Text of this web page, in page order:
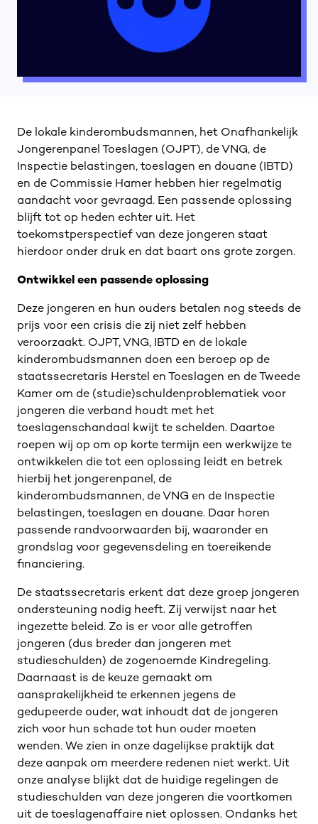
De lokale kinderombudsmannen, het Onafhankelijk
Jongerenpanel Toeslagen (OJPT), de VNG, de
Inspectie belastingen, toeslagen en douane (IBTD)
en de Commissie Hamer hebben hier regelmatig
aandacht voor gevraagd. Een passende oplossing
blijft tot op heden echter uit. Het
toekomstperspectief van deze jongeren staat
hierdoor onder druk en dat baart ons grote zorgen.
Ontwikkel een passende oplossing
Deze jongeren en hun ouders betalen nog steeds de
prijs voor een crisis die zij niet zelf hebben
veroorzaakt. OJPT, VNG, IBTD en de lokale
kinderombudsmannen doen een beroep op de
staatssecretaris Herstel en Toeslagen en de Tweede
Kamer om de (studie)schuldenproblematiek voor
jongeren die verband houdt met het
toeslagenschandaal kwijt te schelden. Daartoe
roepen wij op om op korte termijn een werkwijze te
ontwikkelen die tot een oplossing leidt en betrek
hierbij het jongerenpanel, de
kinderombudsmannen, de VNG en de Inspectie
belastingen, toeslagen en douane. Daar horen
passende randvoorwaarden bij, waaronder en
grondslag voor gegevensdeling en toereikende
financiering.
De staatssecretaris erkent dat deze groep jongeren
ondersteuning nodig heeft. Zij verwijst naar het
ingezette beleid. Zo is er voor alle getroffen
jongeren (dus breder dan jongeren met
studieschulden) de zogenoemde Kindregeling.
Daarnaast is de keuze gemaakt om
aansprakelijkheid te erkennen jegens de
gedupeerde ouder, wat inhoudt dat de jongeren
zich voor hun schade tot hun ouder moeten
wenden. We zien in onze dagelijkse praktijk dat
deze aanpak om meerdere redenen niet werkt. Uit
onze analyse blijkt dat de huidige regelingen de
studieschulden van deze jongeren die voortkomen
uit de toeslagenaffaire niet oplossen. Ondanks het